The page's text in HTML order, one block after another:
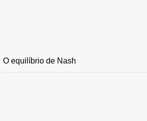
O equilíbrio de Nash